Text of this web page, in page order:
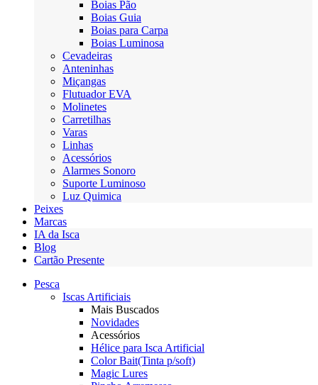
Boias Pão
Boias Guia
Boias para Carpa
Boias Luminosa
Cevadeiras
Anteninhas
Miçangas
Flutuador EVA
Molinetes
Carretilhas
Varas
Linhas
Acessórios
Alarmes Sonoro
Suporte Luminoso
Luz Quimica
Peixes
Marcas
IA da Isca
Blog
Cartão Presente
Pesca
Iscas Artificiais
Mais Buscados
Novidades
Acessórios
Hélice para Isca Artificial
Color Bait(Tinta p/soft)
Magic Lures